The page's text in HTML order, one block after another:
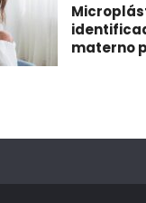
materno